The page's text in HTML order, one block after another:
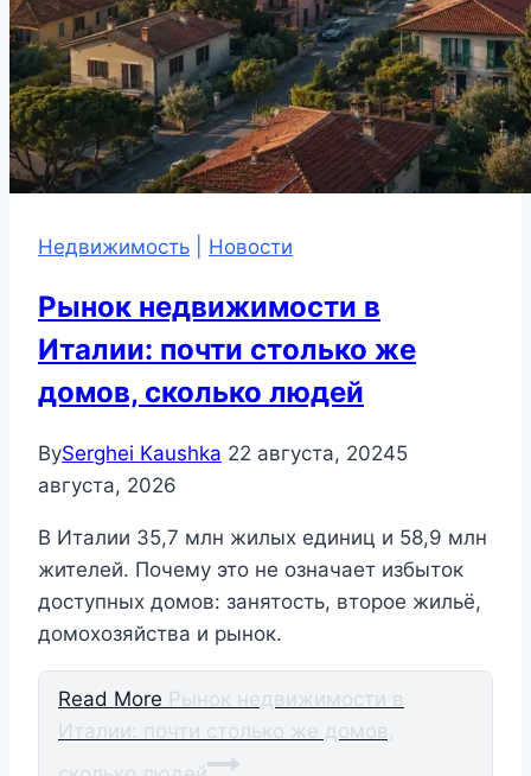
Недвижимость Новости
Рынок недвижимости в
Италии: почти столько же
домов, сколько людей
BySerghei Kaushka 22 августа, 20245
августа, 2026
В Италии 35,7 млн жилых единиц и 58,9 млн
жителей. Почему это не означает избыток
доступных домов: занятость, второе жильё,
домохозяйства и рынок.
Read More Рынок недвижимости в
Италии: почти столько же домов,